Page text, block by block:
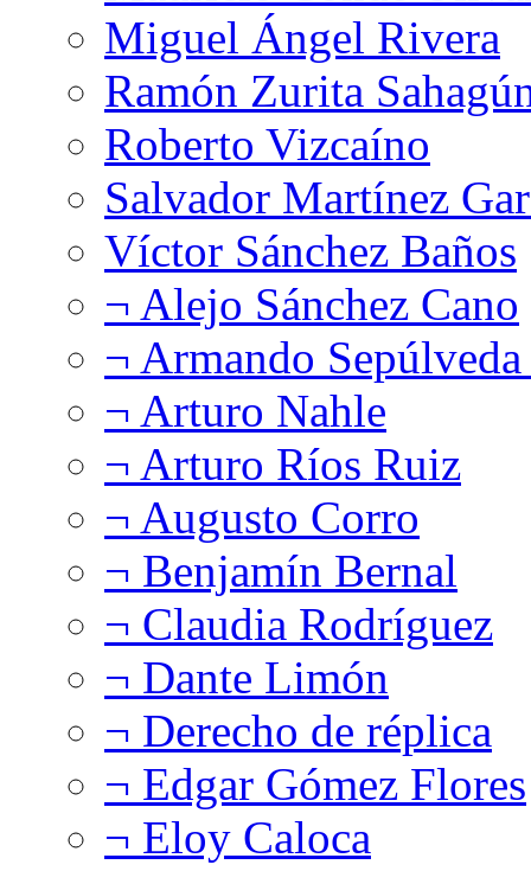
Miguel Ángel Rivera
Ramón Zurita
Roberto Vizcaíno
Salvador Martínez
Víctor Sánchez Baños
¬ Alejo Sánchez Cano
¬ Armando
¬ Arturo Nahle
¬ Arturo Ríos Ruiz
¬ Augusto Corro
¬ Benjamín Bernal
¬ Claudia Rodríguez
¬ Dante Limón
¬ Derecho de réplica
¬ Edgar Gómez Flores
¬ Eloy Caloca